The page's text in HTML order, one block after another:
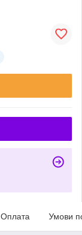
Оплата Умови